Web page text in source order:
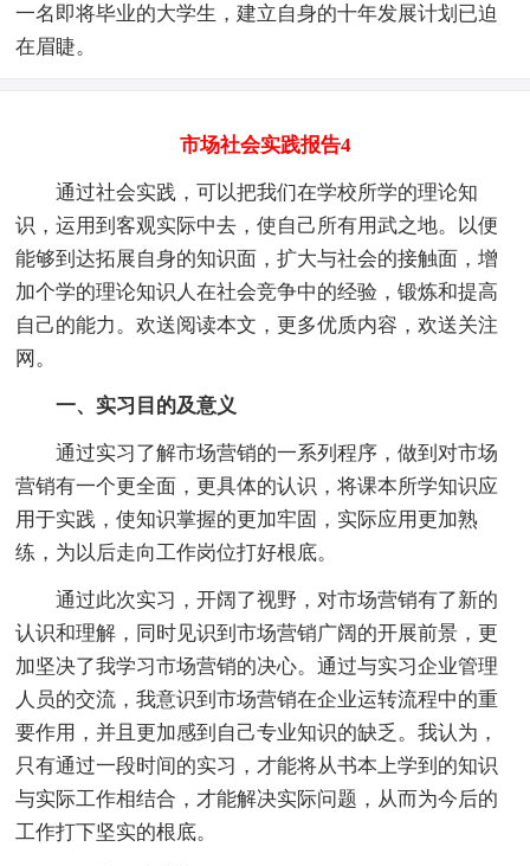
一名即将毕业的大学生，建立自身的十年发展计划已迫
在眉睫。
市场社会实践报告4
通过社会实践，可以把我们在学校所学的理论知
识，运用到客观实际中去，使自己所有用武之地。以便
能够到达拓展自身的知识面，扩大与社会的接触面，增
加个学的理论知识人在社会竞争中的经验，锻炼和提高
自己的能力。欢送阅读本文，更多优质内容，欢送关注
网。
一、实习目的及意义
通过实习了解市场营销的一系列程序，做到对市场
营销有一个更全面，更具体的认识，将课本所学知识应
用于实践，使知识掌握的更加牢固，实际应用更加熟
练，为以后走向工作岗位打好根底。
通过此次实习，开阔了视野，对市场营销有了新的
认识和理解，同时见识到市场营销广阔的开展前景，更
加坚决了我学习市场营销的决心。通过与实习企业管理
人员的交流，我意识到市场营销在企业运转流程中的重
要作用，并且更加感到自己专业知识的缺乏。我认为，
只有通过一段时间的实习，才能将从书本上学到的知识
与实际工作相结合，才能解决实际问题，从而为今后的
工作打下坚实的根底。